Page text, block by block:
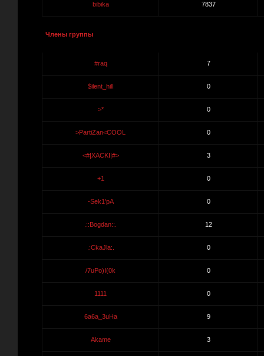
bibika 7837
Члены группы
#raq 7
$ilent_hill 0
>* 0
>PartiZan<COOL 0
<#|XACKI|#> 3
+1 0
-Sek1'pA 0
.::Bogdan::. 12
.:CkaJla:. 0
/7uPo)I(0k 0
1111 0
6a6a_3uHa 9
Akame 3